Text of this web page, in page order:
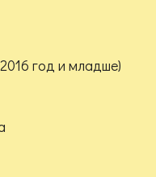
год и младше)